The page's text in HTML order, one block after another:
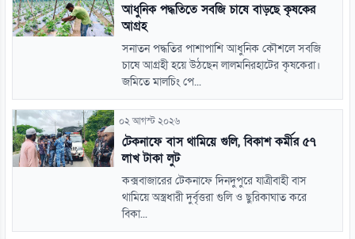
আধুনিক পদ্ধতিতে সবজি চাষে বাড়ছে কৃষকের
আগ্রহ
সনাতন পদ্ধতির পাশাপাশি আধুনিক কৌশলে সবজি
চাষে আগ্রহী হয়ে উঠছেন লালমনিরহাটের কৃষকেরা।
জমিতে মালচিং পে...
০২ আগস্ট ২০২৬
টেকনাফে বাস থামিয়ে গুলি, বিকাশ কর্মীর ৫৭
লাখ টাকা লুট
কক্সবাজারের টেকনাফে দিনদুপুরে যাত্রীবাহী বাস
থামিয়ে অস্ত্রধারী দুর্বৃত্তরা গুলি ও ছুরিকাঘাত করে
বিকা...